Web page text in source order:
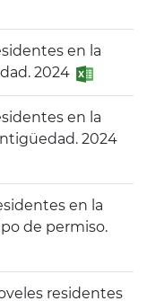
en la
2024
en la
2024
en la
de permiso.
residentes